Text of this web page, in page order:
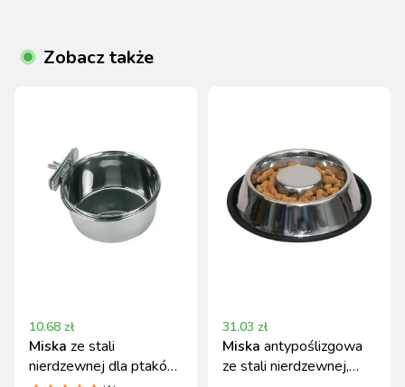
Zobacz także
10.68 zł
Miska ze stali
nierdzewnej dla ptaków,
31.03 zł
Miska antypoślizgowa
ze stali nierdzewnej,